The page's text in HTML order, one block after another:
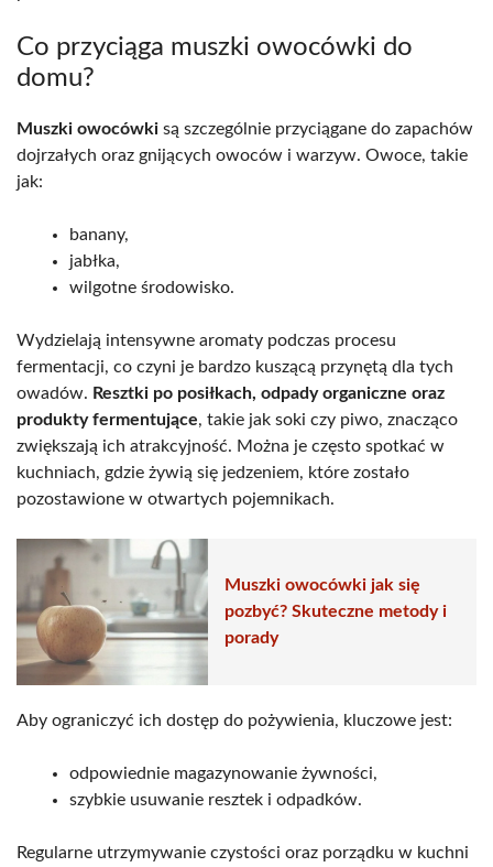
Co przyciąga muszki owocówki do
domu?
Muszki owocówki są szczególnie przyciągane do zapachów
dojrzałych oraz gnijących owoców i warzyw. Owoce, takie
jak:
banany,
jabłka,
wilgotne środowisko.
Wydzielają intensywne aromaty podczas procesu
fermentacji, co czyni je bardzo kuszącą przynętą dla tych
owadów. Resztki po posiłkach, odpady organiczne oraz
produkty fermentujące, takie jak soki czy piwo, znacząco
zwiększają ich atrakcyjność. Można je często spotkać w
kuchniach, gdzie żywią się jedzeniem, które zostało
pozostawione w otwartych pojemnikach.
Muszki owocówki jak się
pozbyć? Skuteczne metody i
porady
Aby ograniczyć ich dostęp do pożywienia, kluczowe jest:
odpowiednie magazynowanie żywności,
szybkie usuwanie resztek i odpadków.
Regularne utrzymywanie czystości oraz porządku w kuchni